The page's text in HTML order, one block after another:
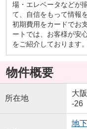
場・エレベータなどが
て、自信をもって情報
初期費用をカードでお
ートでは、お客様が安
をご紹介しております
物件概要
所在地
大
-26
地